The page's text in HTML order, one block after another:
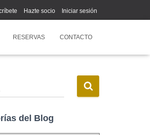
Hazte socio Iniciar sesión
RESERVAS CONTACTO
del Blog